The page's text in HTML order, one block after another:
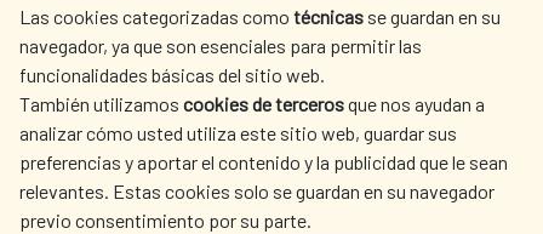
Las cookies categorizadas como técnicas se guardan en su
navegador, ya que son esenciales para permitir las
funcionalidades básicas del sitio web.
También utilizamos cookies de tercerosque nos ayudan a
analizar cómo usted utiliza este sitio web, guardar sus
preferencias y aportar el contenido y la publicidad que le sean
relevantes. Estas cookies solo se guardan en su navegador
previo consentimiento por su parte.
LA AECID
DÓNDE COOPERAMOS
ACCIÓN HUMANITARIA
SALA DE PRENSA
CULTURA Y CIENCIA
BIBLIOTECA